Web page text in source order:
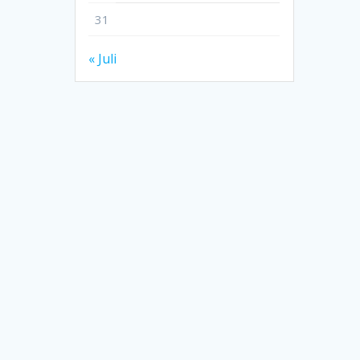
31
« Juli